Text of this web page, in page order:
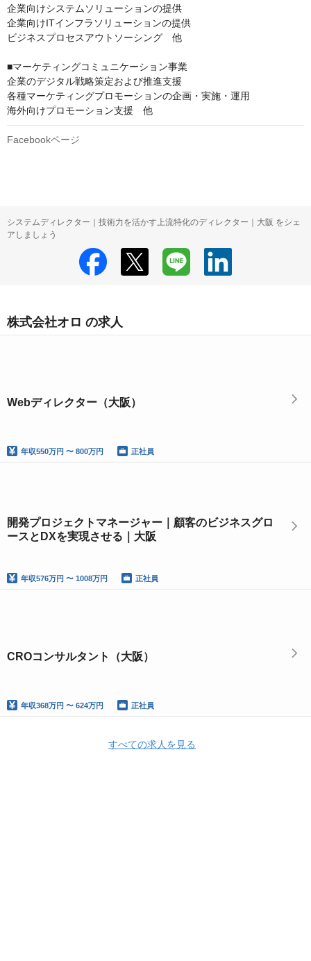
企業向けシステムソリューションの提供
企業向けITインフラソリューションの提供
ビジネスプロセスアウトソーシング　他
■マーケティングコミュニケーション事業
企業のデジタル戦略策定および推進支援
各種マーケティングプロモーションの企画・実施・運用
海外向けプロモーション支援　他
Facebookページ
システムディレクター｜技術力を活かす上流特化のディレクター｜大阪 をシェ
アしましょう
株式会社オロ の求人
Webディレクター（大阪）
年収550万円 〜 800万円 正社員
開発プロジェクトマネージャー｜顧客のビジネスグロ
ースとDXを実現させる｜大阪
年収576万円 〜 1008万円 正社員
CROコンサルタント（大阪）
年収368万円 〜 624万円 正社員
すべての求人を見る